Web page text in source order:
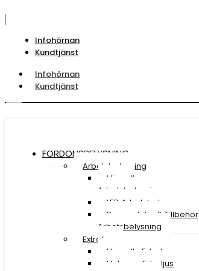
Infohörnan
Kundtjänst
Infohörnan
Kundtjänst
FORDONSBELYSNING
Arbetsbelysning
Visa all
Arbetsbelysning
LED Arbetsbelysning
Reservdelar & Tillbehör
Arbetsbelysning
Extraljus
Visa alla Extraljus
Halogen Extraljus